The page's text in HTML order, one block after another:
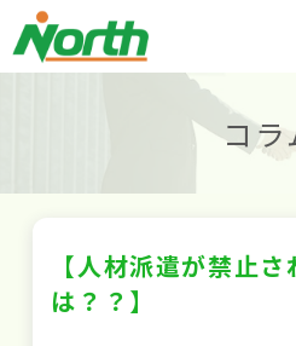
コラ
【人材派遣が禁止
は？？】